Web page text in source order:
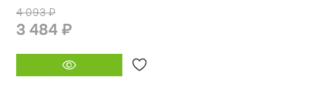
4 093 ₽
3 484 ₽